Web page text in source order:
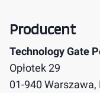
Producent
Technology Gate
Opłotek 29
01-940 Warszawa,